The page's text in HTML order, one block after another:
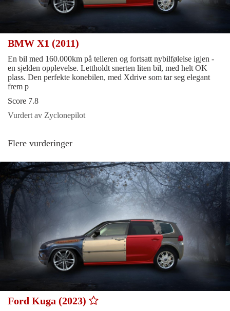
BMW X1 (2011)
En bil med 160.000km på telleren og fortsatt nybilfølelse igjen -
en sjelden opplevelse. Lettholdt snerten liten bil, med helt OK
plass. Den perfekte konebilen, med Xdrive som tar seg elegant
frem p
Score 7.8
Vurdert av Zyclonepilot
Flere vurderinger
Ford Kuga (2023)